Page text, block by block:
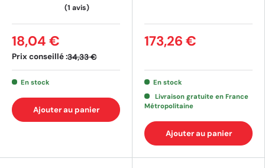
Prix conseillé :34,33 €
18,04 €
En stock
Ajouter au panier
173,26 €
En stock
Livraison gratuite en France
Métropolitaine
Ajouter au panier